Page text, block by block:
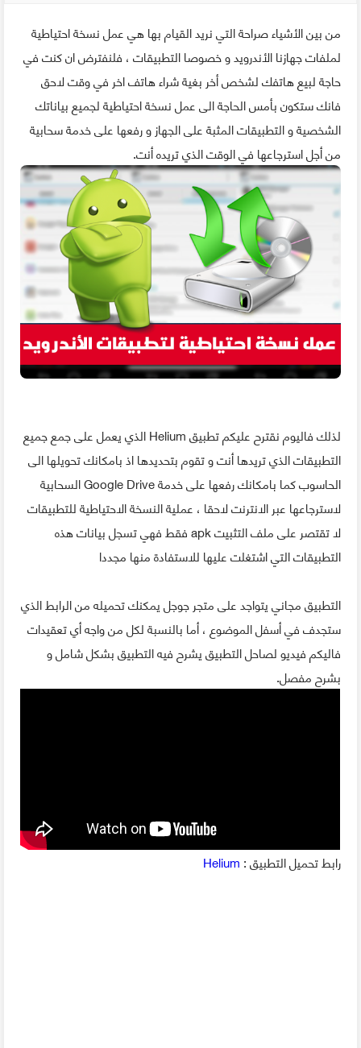
من بين الأشياء صراحة التي نريد القيام بها هي عمل نسخة احتياطية
لملفات جهازنا الأندرويد و خصوصا التطبيقات ، فلنفترض ان كنت في
حاجة لبيع هاتفك لشخص أخر بغية شراء هاتف اخر في وقت لاحق
فانك ستكون بأمس الحاجة الى عمل نسخة احتياطية لجميع بياناتك
الشخصية و التطبيقات المثبة على الجهاز و رفعها على خدمة سحابية
من أجل استرجاعها في الوقت الذي تريده أنت.
لذلك فاليوم نقترح عليكم تطبيق Helium الذي يعمل على جمع جميع
التطبيقات الذي تريدها أنت و تقوم بتحديدها اذ بامكانك تحويلها الى
الحاسوب كما بامكانك رفعها على خدمة Google Drive السحابية
لاسترجاعها عبر الانترنت لاحقا ، عملية النسخة الاحتياطية للتطبيقات
لا تقتصر على ملف التثبيت apk فقط فهي تسجل بيانات هذه
التطبيقات التي اشتغلت عليها للاستفادة منها مجددا
التطبيق مجاني يتواجد على متجر جوجل يمكنك تحميله من الرابط الذي
ستجدف في أسفل الموضوع ، أما بالنسبة لكل من واجه أي تعقيدات
فاليكم فيديو لصاحل التطبيق يشرح فيه التطبيق بشكل شامل و
بشرح مفصل.
رابط تحميل التطبيق :Helium